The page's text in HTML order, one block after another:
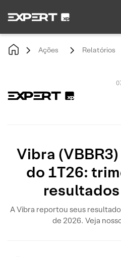
Ações Relatórios
Vibra
do 1T26:
A Vibra reportou seus
de 2026. Veja